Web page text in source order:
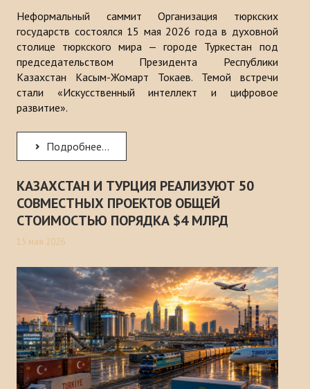
Неформальный саммит Организация тюркских
государств состоялся 15 мая 2026 года в духовной
столице тюркского мира — городе Туркестан под
председательством Президента Республики
Казахстан Касым-Жомарт Токаев. Темой встречи
стали «Искусственный интеллект и цифровое
развитие».
Подробнее...
КАЗАХСТАН И ТУРЦИЯ РЕАЛИЗУЮТ 50
СОВМЕСТНЫХ ПРОЕКТОВ ОБЩЕЙ
СТОИМОСТЬЮ ПОРЯДКА $4 МЛРД
15 мая 2026